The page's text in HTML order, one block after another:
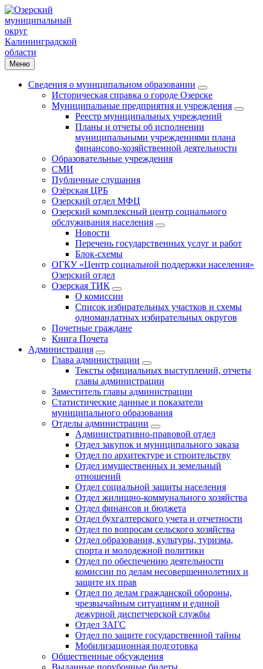
Меню
Сведения о муниципальном образовании
Историческая справка о городе Озерске
Муниципальные предприятия и учреждения
Реестр муниципальных учреждений
Планы и отчеты об исполнении
муниципальными учреждениями плана
финансово-хозяйственной деятельности
Образовательные учреждения
СМИ
Публичные слушания
Озёрская ЦРБ
Озерский отдел МФЦ
Озерский комплексный центр социального
обслуживания населения
Новости
Перечень государственных услуг и работ
Блок-схемы
ОГКУ «Центр социальной поддержки населения»
Озерский отдел
Озерская ТИК
О комиссии
Список избирательных участков и схемы
одномандатных избирательных округов
Почетные граждане
Книга Почета
Администрация
Глава администрации
Тексты официальных выступлений, отчеты
главы администрации
Заместитель главы администрации
Статистические данные и показатели
муниципального образования
Отделы администрации
Административно-правовой отдел
Отдел закупок и муниципального заказа
Отдел по архитектуре и строительству
Отдел имущественных и земельный
отношений
Отдел социальной защиты населения
Отдел жилищно-коммунального хозяйства
Отдел финансов и бюджета
Отдел бухгалтерского учета и отчетности
Отдел по вопросам сельского хозяйства
Отдел образования, культуры, туризма,
спорта и молодежной политики
Отдел по обеспечению деятельности
комиссии по делам несовершеннолетних и
защите их прав
Отдел по делам гражданской обороны,
чрезвычайным ситуациям и единой
дежурной диспетчерской службы
Отдел ЗАГС
Отдел по защите государственной тайны
Мобилизационная подготовка
Общественные обсуждения
Выданные порубочные билеты